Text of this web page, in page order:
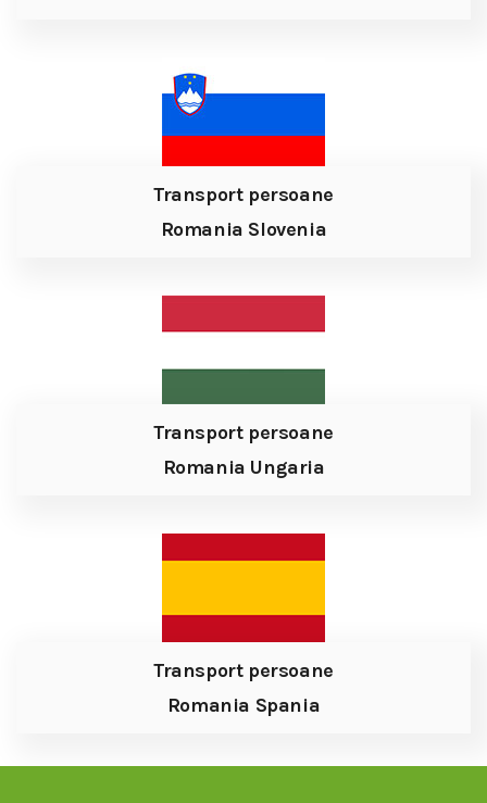
Transport persoane
Romania Slovenia
Transport persoane
Romania Ungaria
Transport persoane
Romania Spania